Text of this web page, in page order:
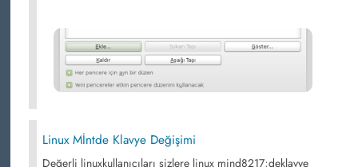
Linux Mİntde Klavye Değişimi
Değerli linuxkullanıcıları sizlere linux mind8217;deklavye